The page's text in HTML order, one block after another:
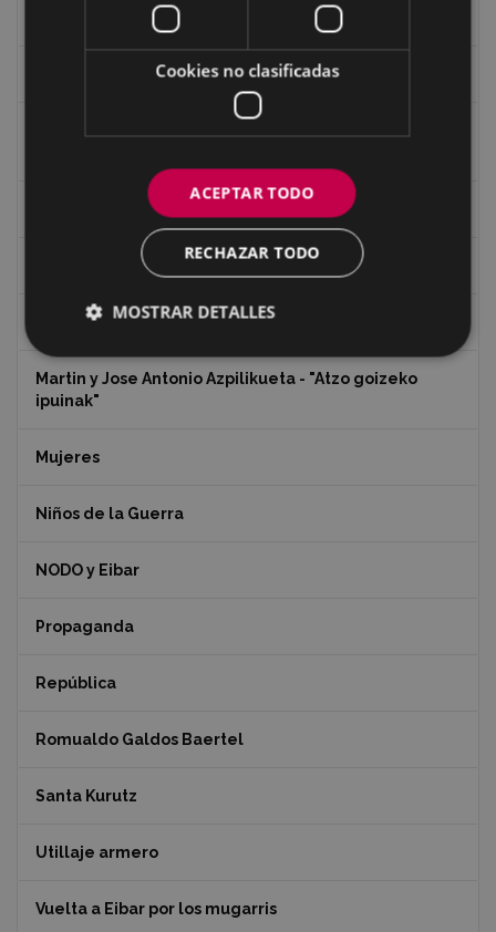
Iglesia de Azitain
Ignacio Zuloaga (1870-2020)
Indalecio Ojanguren Diputación de Gipuzkoa
Juan Antonio Palacios HARRIA
Koko Dantzak
Martin y Jose Antonio Azpilikueta - "Atzo goizeko
ipuinak"
Mujeres
Niños de la Guerra
NODO y Eibar
Propaganda
República
Romualdo Galdos Baertel
Santa Kurutz
Utillaje armero
Vuelta a Eibar por los mugarris
Cookies no clasificadas
ACEPTAR TODO
RECHAZAR TODO
MOSTRAR DETALLES